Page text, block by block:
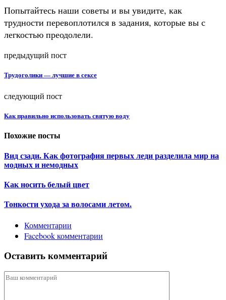
Попытайтесь наши советы и вы увидите, как
трудности перевоплотился в задания, которые вы с
легкостью преодолели.
предыдущий пост
Трудоголики — лучшие в сексе
следующий пост
Как правильно использовать святую воду
Похожие посты
Вид сзади. Как фотография первых леди разделила мир на
модных и немодных
Как носить белый цвет
Тонкости ухода за волосами летом.
Комментарии
Facebook комментарии
Оставить комментарий